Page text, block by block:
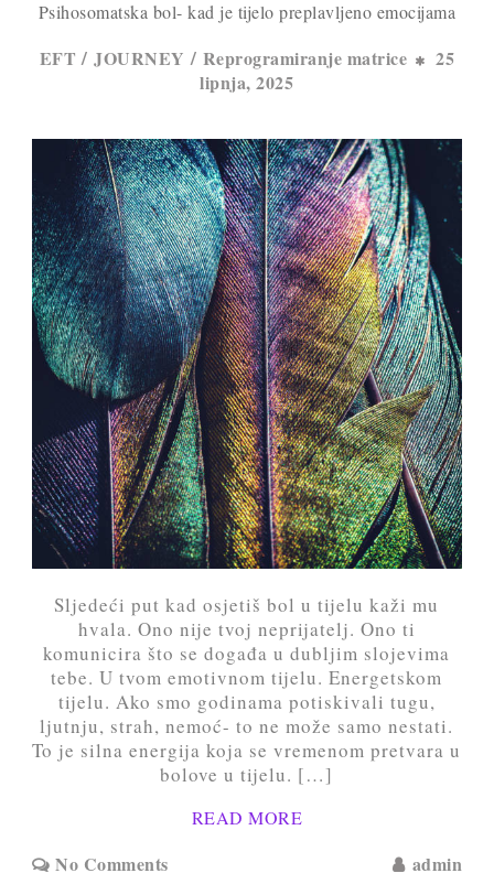
Psihosomatska bol- kad je tijelo preplavljeno emocijama
EFT /JOURNEY / Reprogramiranje matrice
25
lipnja, 2025
Sljedeći put kad osjetiš bol u tijelu kaži mu
hvala. Ono nije tvoj neprijatelj. Ono ti
komunicira što se događa u dubljim slojevima
tebe. U tvom emotivnom tijelu. Energetskom
tijelu. Ako smo godinama potiskivali tugu,
ljutnju, strah, nemoć- to ne može samo nestati.
To je silna energija koja se vremenom pretvara u
bolove u tijelu. […]
READ MORE
No Comments admin